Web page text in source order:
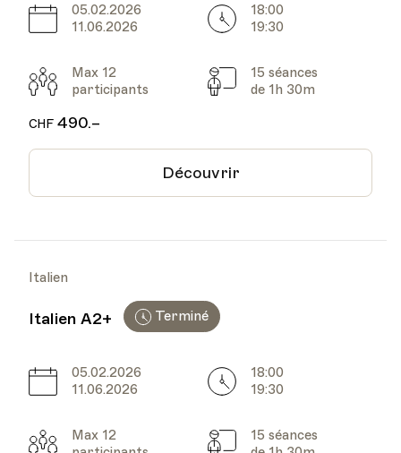
Date
05.02.2026
11.06.2026
Heure
18:00
19:30
Participants
Max 12
participants
Cours
15 séances
de 1h 30m
CHF490.–
Découvrir
Italien
Italien A2+ Terminé
Date
05.02.2026
11.06.2026
Heure
18:00
19:30
Participants
Max 12
Cours
15 séances